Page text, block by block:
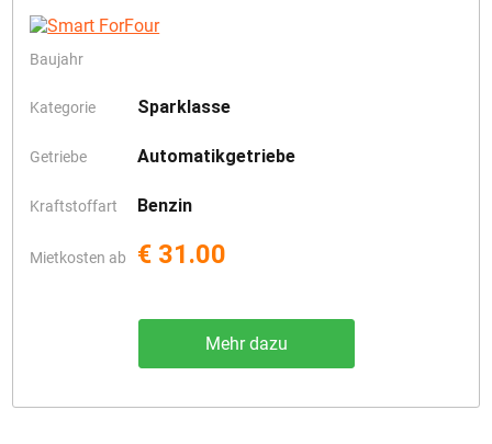
Baujahr
Kategorie Sparklasse
Getriebe Automatikgetriebe
Kraftstoffart Benzin
Mietkosten ab € 31.00
Mehr dazu